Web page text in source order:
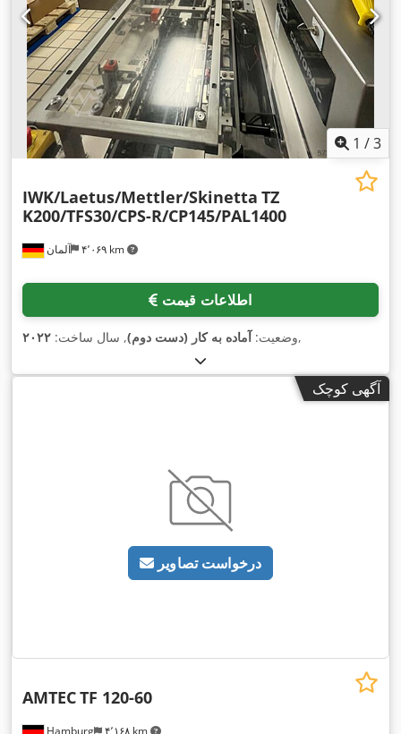
1 /3
آلمان ۴٬۰۶۹ km
IWK/Laetus/Mettler/Skinetta TZ
K200/TFS30/CPS-R/CP145/PAL1400
اطلاعات قیمت
وضعیت:آماده به کار (دست دوم), سال ساخت: ۲۰۲۲ ,
آگهی کوچک
درخواست تصاویر
AMTECTF 120-60